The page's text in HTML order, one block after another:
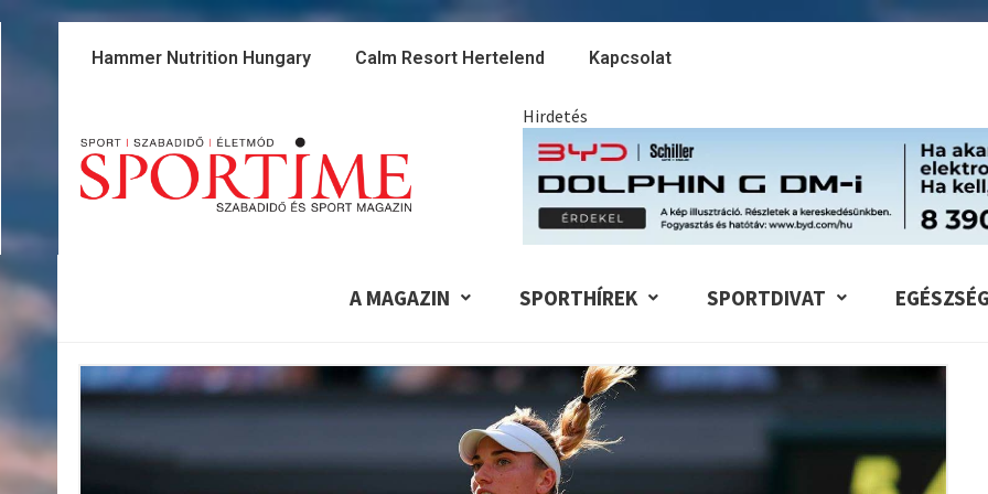
Hammer Nutrition Hungary Calm Resort Hertelend Kapcsolat
Hirdetés
A MAGAZIN SPORTHÍREK SPORTDIVAT EGÉSZSÉG